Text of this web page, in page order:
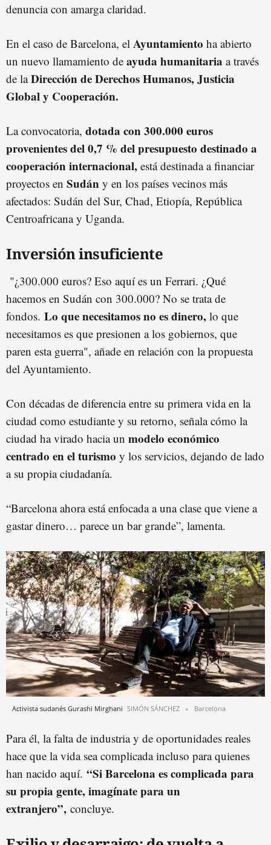
denuncia con amarga claridad.
En el caso de Barcelona, el Ayuntamiento ha abierto
un nuevo llamamiento de ayuda humanitaria a través
de laDirección de Derechos Humanos, Justicia
Global y Cooperación.
La convocatoria, dotada con 300.000 euros
provenientes del 0,7 % del presupuesto destinado a
cooperación internacional, está destinada a financiar
proyectos en Sudán y en los países vecinos más
afectados: Sudán del Sur, Chad, Etiopía, República
Centroafricana y Uganda.
Inversión insuficiente
"¿300.000 euros? Eso aquí es un Ferrari. ¿Qué
hacemos en Sudán con 300.000? No se trata de
fondos. Lo que necesitamos no es dinero, lo que
necesitamos es que presionen a los gobiernos, que
paren esta guerra", añade en relación con la propuesta
del Ayuntamiento.
Con décadas de diferencia entre su primera vida en la
ciudad como estudiante y su retorno, señala cómo la
ciudad ha virado hacia un modelo económico
centrado en el turismo y los servicios, dejando de lado
a su propia ciudadanía.
“Barcelona ahora está enfocada a una clase que viene a
gastar dinero… parece un bar grande”, lamenta.
Activista sudanés Gurashi Mirghani SIMÓN SÁNCHEZ Barcelona
Para él, la falta de industria y de oportunidades reales
hace que la vida sea complicada incluso para quienes
han nacido aquí. “Si Barcelona es complicada para
su propia gente, imagínate para un
extranjero”, concluye.